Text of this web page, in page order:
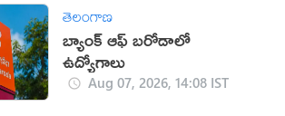
తెలంగాణ
బ్యాంక్ ఆఫ్ బరోడాలో
ఉద్యోగాలు
Aug 07, 2026, 14:08 IST